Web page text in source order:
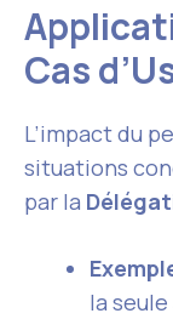
Cas
L’impact du
situations
par la
la